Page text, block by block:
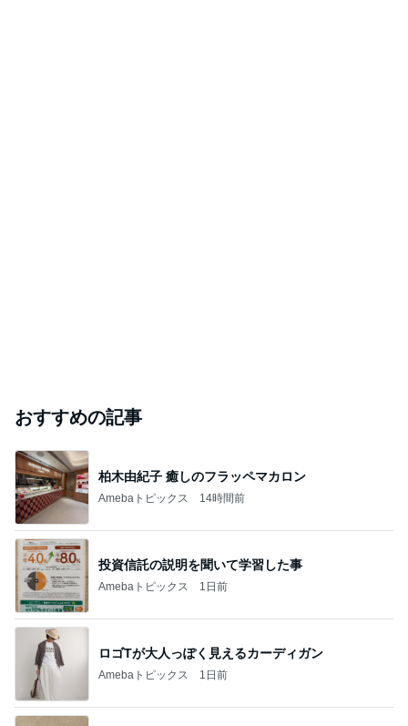
おすすめの記事
柏木由紀子 癒しのフラッペマカロン
Amebaトピックス 14時間前
投資信託の説明を聞いて学習した事
Amebaトピックス 1日前
ロゴTが大人っぽく見えるカーディガン
Amebaトピックス 1日前